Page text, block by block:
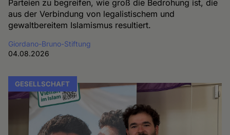
Parteien zu begreifen, wie groß die Bedrohung ist, die
aus der Verbindung von legalistischem und
gewaltbereitem Islamismus resultiert.
Giordano-Bruno-Stiftung
04.08.2026
GESELLSCHAFT